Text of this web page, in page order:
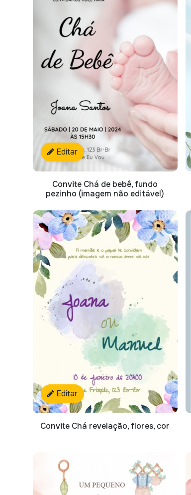
Editar
Convite Chá de bebê, fundo
pezinho (imagem não editável)
Editar
Convite Chá revelação, flores, cor